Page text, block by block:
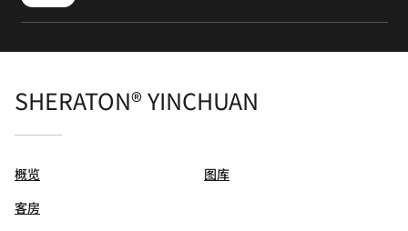
SHERATON® YINCHUAN
概览
客房
图库